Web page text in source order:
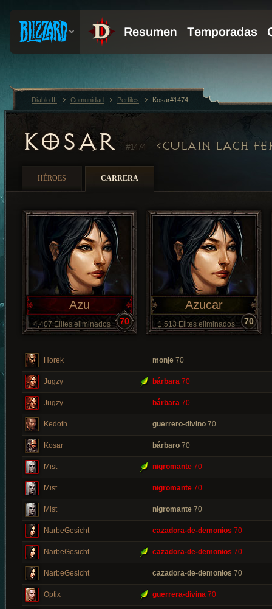
KOSAR #1474 CULAIN LACH
HÉROES CARRERA
Azu
4,407 Elites eliminados 70
Azucar
1,513 Elites eliminados 70
Horek monje 70
Jugzy bárbara 70
Jugzy bárbara 70
Kedoth guerrero-divino 70
Kosar bárbaro 70
Mist nigromante 70
Mist nigromante 70
Mist nigromante 70
NarbeGesicht cazadora-de-demonios 70
NarbeGesicht cazadora-de-demonios 70
NarbeGesicht cazadora-de-demonios 70
Optix guerrera-divina 70
Diablo III Comunidad Perfiles Kosar#1474